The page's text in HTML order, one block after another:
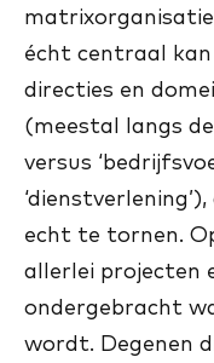
écht centraal
directies en
(meestal langs de
versus
echt te tornen.
allerlei projecten
ondergebracht
wordt. Degenen